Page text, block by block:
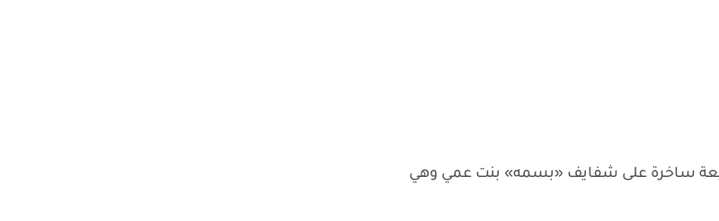
ساخرة على شفايف «بسمه» بنت عمي وهي